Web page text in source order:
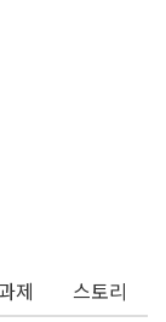
제 스토리